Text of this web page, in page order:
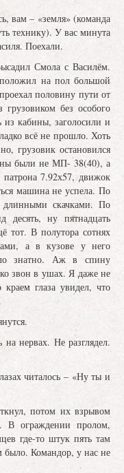
вам – «земля» (команда
технику). У вас минута
Поехали.
Смола с Василём.
на пол большой
половину пути от
без особого
кабины, заголосили и
всё не прошло. Хоть
грузовик остановился
были не МП- 38(40), а
7.92х57, движок
машина не успела. По
скачками. По
ну пятнадцать
В полутора сотнях
а в кузове у него
знатно. Аж в спину
звон в ушах. Я даже не
глаза увидел, что
нервах. Не разглядел.
читалось – «Ну ты и
потом их взрывом
ограждении пролом,
где-то штук пять там
было. Командор, у нас не